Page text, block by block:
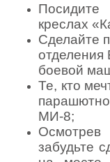
креслах
Сделайте
боевой
Те, кто
МИ-8;
забудьте